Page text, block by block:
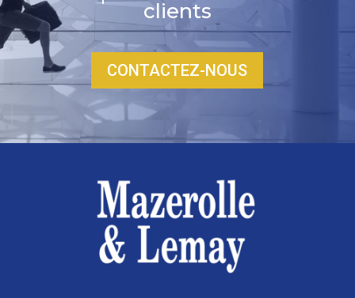
clients
CONTACTEZ-NOUS